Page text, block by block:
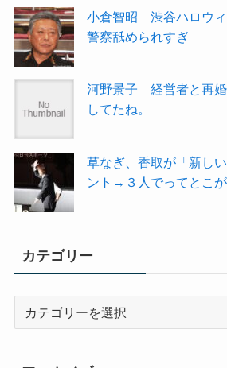
小倉智昭 渋谷ハロウ
警察舐められすぎ
河野景子 経営者と再
してたね。
草なぎ、香取が「新し
ント→３人でってとこが
カテゴリー